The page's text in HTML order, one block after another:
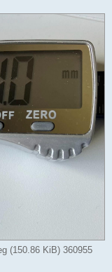
(150.86 KiB) 360955